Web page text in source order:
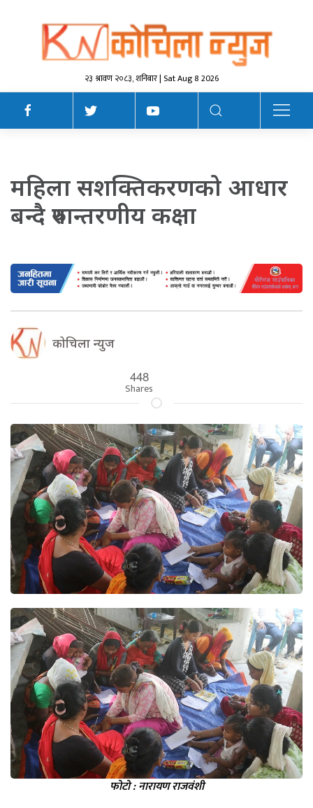
२३ श्रावण २०८३, शनिबार | Sat Aug 8 2026
महिला सशक्तिकरणको आधार
बन्दै रुपान्तरणीय कक्षा
कोचिला न्युज
448
Shares
फोटो : नारायण राजवंशी